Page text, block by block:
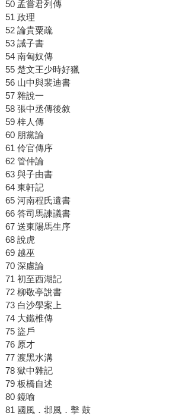
50 孟嘗君列傳
51 政理
52 論貴粟疏
53 誡子書
54 南匈奴傳
55 楚文王少時好獵
56 山中與裴迪書
57 雜說一
58 張中丞傳後敘
59 梓人傳
60 朋黨論
61 伶官傳序
62 管仲論
63 與子由書
64 東軒記
65 河南程氏遺書
66 答司馬諫議書
67 送東陽馬生序
68 說虎
69 越巫
70 深慮論
71 初至西湖記
72 柳敬亭說書
73 白沙學案上
74 大鐵椎傳
75 盜戶
76 原才
77 渡黑水溝
78 獄中雜記
79 板橋自述
80 鏡喻
81 國風．邶風．擊 鼓